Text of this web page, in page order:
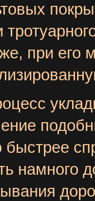
при его
быстрее
намного